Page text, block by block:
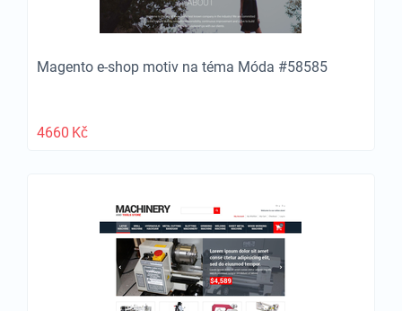
Magento e-shop motiv na téma Móda #58585
4660 Kč